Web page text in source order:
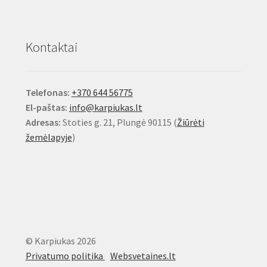
Kontaktai
Telefonas: +370 644 56775
El-paštas: info@karpiukas.lt
Adresas: Stoties g. 21, Plungė 90115 (Žiūrėti
žemėlapyje)
© Karpiukas 2026
Privatumo politika
Websvetaines.lt